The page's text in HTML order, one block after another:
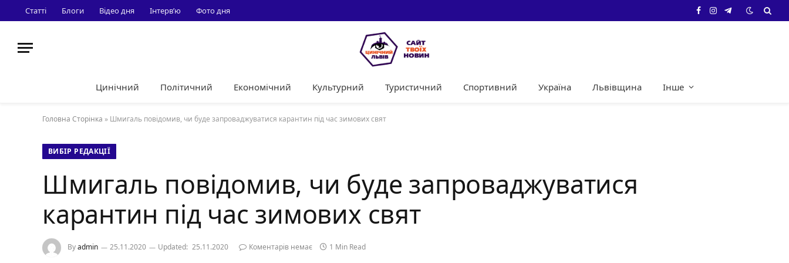
Статті Блоги Відео дня Інтерв’ю Фото дня Facebook
Instagram
Telegram
Цинічний Політичний Економічний Культурний Туристичний Спортивний Україна Львівщина Інше
Головна Сторінка » Шмигаль повідомив, чи буде запроваджуватися карантин під час зимових свят
ВИБІР РЕДАКЦІЇ
Шмигаль повідомив, чи буде запроваджуватися
карантин під час зимових свят
Byadmin 25.11.2020 Updated: 25.11.2020 Коментарів немає 1 Min Read